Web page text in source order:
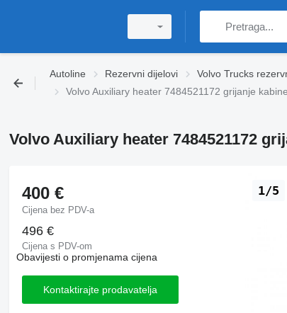
Autoline Rezervni dijelovi Volvo Trucks
Volvo Auxiliary heater 7484521172 grijanje
Volvo Auxiliary heater 7484521172
1/5
400 €
Cijena bez PDV-a
496 €
Cijena s PDV-om
Obavijesti o promjenama cijena
Kontaktirajte prodavatelja